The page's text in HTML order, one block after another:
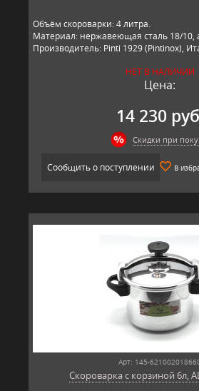
Объём скороварки: 4 литра.
Материал: нержавеющая сталь 18/
Производитель: Pinti 1929 (Pintinox),
НЕТ В НАЛИЧИИ
Цена:
14 230
Скидки при
Сообщить о поступлении В
Арт: 145-
Скороварка с корзиной 6л,